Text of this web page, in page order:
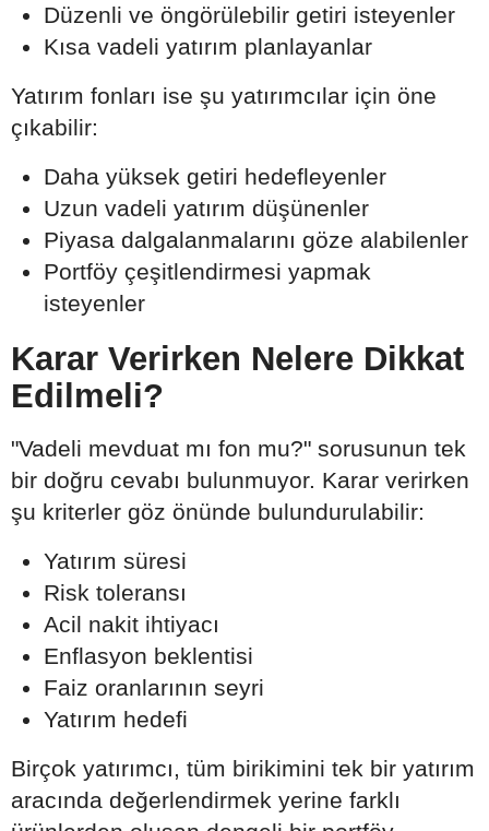
Düzenli ve öngörülebilir getiri isteyenler
Kısa vadeli yatırım planlayanlar
Yatırım fonları ise şu yatırımcılar için öne
çıkabilir:
Daha yüksek getiri hedefleyenler
Uzun vadeli yatırım düşünenler
Piyasa dalgalanmalarını göze alabilenler
Portföy çeşitlendirmesi yapmak
isteyenler
Karar Verirken Nelere Dikkat
Edilmeli?
"Vadeli mevduat mı fon mu?" sorusunun tek
bir doğru cevabı bulunmuyor. Karar verirken
şu kriterler göz önünde bulundurulabilir:
Yatırım süresi
Risk toleransı
Acil nakit ihtiyacı
Enflasyon beklentisi
Faiz oranlarının seyri
Yatırım hedefi
Birçok yatırımcı, tüm birikimini tek bir yatırım
aracında değerlendirmek yerine farklı